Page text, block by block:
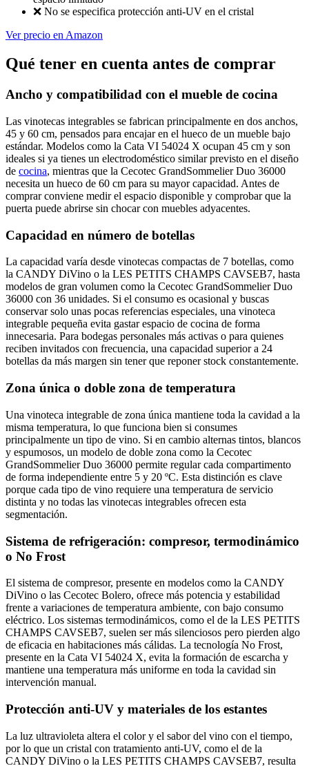
❌ No se especifica protección anti-UV en el cristal
Ver precio en Amazon
Qué tener en cuenta antes de comprar
Ancho y compatibilidad con el mueble de cocina
Las vinotecas integrables se fabrican principalmente en dos anchos,
45 y 60 cm, pensados para encajar en el hueco de un mueble bajo
estándar. Modelos como la Cata VI 54024 X ocupan 45 cm y son
ideales si ya tienes un electrodoméstico similar previsto en el diseño
de cocina, mientras que la Cecotec GrandSommelier Duo 36000
necesita un hueco de 60 cm para su mayor capacidad. Antes de
comprar conviene medir el espacio disponible y comprobar que la
puerta puede abrirse sin chocar con muebles adyacentes.
Capacidad en número de botellas
La capacidad varía desde vinotecas compactas de 7 botellas, como
la CANDY DiVino o la LES PETITS CHAMPS CAVSEB7, hasta
modelos de gran volumen como la Cecotec GrandSommelier Duo
36000 con 36 unidades. Si el consumo es ocasional y buscas
conservar solo unas pocas referencias especiales, una vinoteca
integrable pequeña evita gastar espacio de cocina de forma
innecesaria. Para bodegas personales más activas o para quienes
reciben invitados con frecuencia, una capacidad superior a 24
botellas da más margen sin tener que reponer stock constantemente.
Zona única o doble zona de temperatura
Una vinoteca integrable de zona única mantiene toda la cavidad a la
misma temperatura, lo que funciona bien si consumes
principalmente un tipo de vino. Si en cambio alternas tintos, blancos
y espumosos, un modelo de doble zona como la Cecotec
GrandSommelier Duo 36000 permite regular cada compartimento
de forma independiente entre 5 y 20 ºC. Esta distinción es clave
porque cada tipo de vino requiere una temperatura de servicio
distinta y no todas las vinotecas integrables ofrecen esta
segmentación.
Sistema de refrigeración: compresor, termodinámico
o No Frost
El sistema de compresor, presente en modelos como la CANDY
DiVino o las Cecotec Bolero, ofrece más potencia y estabilidad
frente a variaciones de temperatura ambiente, con bajo consumo
eléctrico. Los sistemas termodinámicos, como el de la LES PETITS
CHAMPS CAVSEB7, suelen ser más silenciosos pero pierden algo
de eficacia en habitaciones más cálidas. La tecnología No Frost,
presente en la Cata VI 54024 X, evita la formación de escarcha y
mantiene una temperatura más uniforme en toda la cavidad sin
intervención manual.
Protección anti-UV y materiales de los estantes
La luz ultravioleta altera el color y el sabor del vino con el tiempo,
por lo que un cristal con tratamiento anti-UV, como el de la
CANDY DiVino o la LES PETITS CHAMPS CAVSEB7, resulta